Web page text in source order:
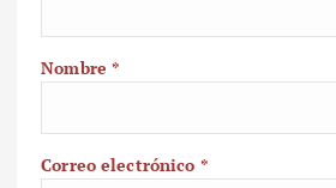
Nombre*
Correo electrónico *